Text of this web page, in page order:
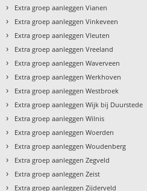
› Extra groep aanleggen Vianen
› Extra groep aanleggen Vinkeveen
› Extra groep aanleggen Vleuten
› Extra groep aanleggen Vreeland
› Extra groep aanleggen Waverveen
› Extra groep aanleggen Werkhoven
› Extra groep aanleggen Westbroek
› Extra groep aanleggen Wijk bij Duurstede
› Extra groep aanleggen Wilnis
› Extra groep aanleggen Woerden
› Extra groep aanleggen Woudenberg
› Extra groep aanleggen Zegveld
› Extra groep aanleggen Zeist
› Extra groep aanleggen Zijderveld